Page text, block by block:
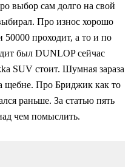
выбор сам долго на свой
Про износ хорошо
50000 проходит, а то и по
был DUNLOP сейчас
SUV стоит. Шумная зараза
щебне. Про Бриджик как то
раньше. За статью пять
чем помыслить.